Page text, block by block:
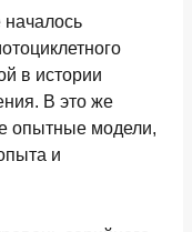
в истории
В это же
опытные модели,
и